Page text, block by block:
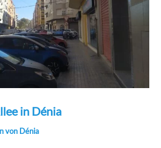
in Dénia
von Dénia